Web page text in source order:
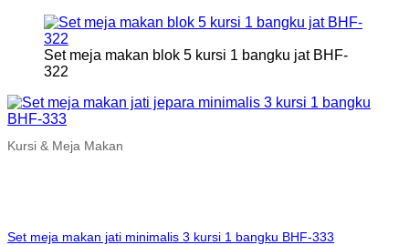
Set meja makan blok 5 kursi 1 bangku jat BHF-
322
Kursi & Meja Makan
Set meja makan jati minimalis 3 kursi 1 bangku BHF-333